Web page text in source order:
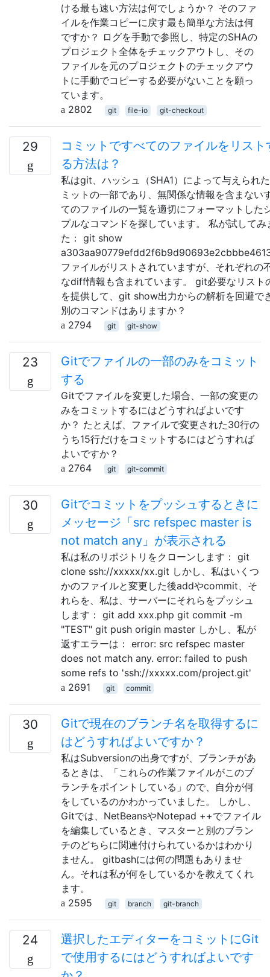
ける最も速い方法は何でしょうか？ そのファ
イルを作業コピーに戻す最も簡単な方法は何
ですか？ ログを手動で参照し、特定のSHAの
プロジェクト全体をチェックアウトし、その
ファイルを元のプロジェクトのチェックアウ
トに手動でコピーする必要がないことを願っ
ています。
2802
git file-io git-checkout
29
コミットですべてのファイルをリスト
る方法は？
私はgit、ハッシュ（SHA1）によって与えられ
ミットの一部であり、無関係な情報を含まない
てのファイルの一覧を適切にフォーマットした
プルなコマンドを探しています。 私が試してみ
た： git show
ファイルがリストされていますが、それぞれの
なdiff情報も含まれています。 git必要なリスト
を提供して、git show出力からの解析を回避で
別のコマンドはありますか？
2794
git git-show
23
Gitでファイルの一部のみをコミット
する
Gitでファイルを変更した場合、一部の変更の
みをコミットするにはどうすればよいです
か？ たとえば、ファイルで変更された30行の
うち15行だけをコミットするにはどうすれば
よいですか？
2764
git git-commit
30
Gitでコミットをプッシュするときに
メッセージ「src refspec master is
not match any」が表示される
私は私のリポジトリをクローンします： git
clone ssh://xxxxx/xx.git しかし、私はいくつ
かのファイルと変更した後addやcommit、そ
れらを、私は、サーバーにそれらをプッシュ
します： git add xxx.php git commit -m
"TEST" git push origin master しかし、私が
返すエラーは： error: src refspec master
does not match any. error: failed to push
some refs to 'ssh://xxxxx.com/project.git'
2691
git commit
30
Gitで現在のブランチ名を取得するに
はどうすればよいですか？
私はSubversionの出身ですが、ブランチがあ
るときは、「これらの作業ファイルがこのブ
ランチをポイントしている」ので、自分が何
をしているのかわかっていました。 しかし、
Gitでは、NetBeansやNotepad ++でファイル
を編集しているとき、マスターと別のブラン
チのどちらに関連付けられているかはわかり
ません。 gitbashには何の問題もありませ
ん。それは私が何をしているかを教えてくれ
ます。
2595
git branch git-branch
24
選択したエディターをコミットにGit
で使用するにはどうすればよいです